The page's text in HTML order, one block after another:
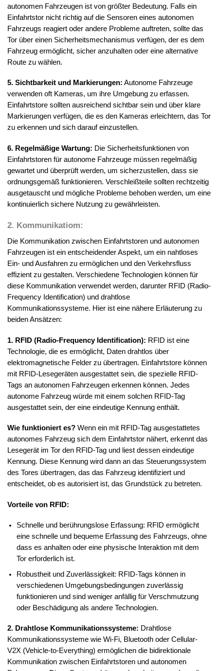
autonomen Fahrzeugen ist von größter Bedeutung. Falls ein
Einfahrtstor nicht richtig auf die Sensoren eines autonomen
Fahrzeugs reagiert oder andere Probleme auftreten, sollte das
Tor über einen Sicherheitsmechanismus verfügen, der es dem
Fahrzeug ermöglicht, sicher anzuhalten oder eine alternative
Route zu wählen.
5. Sichtbarkeit und Markierungen: Autonome Fahrzeuge
verwenden oft Kameras, um ihre Umgebung zu erfassen.
Einfahrtstore sollten ausreichend sichtbar sein und über klare
Markierungen verfügen, die es den Kameras erleichtern, das Tor
zu erkennen und sich darauf einzustellen.
6. Regelmäßige Wartung: Die Sicherheitsfunktionen von
Einfahrtstoren für autonome Fahrzeuge müssen regelmäßig
gewartet und überprüft werden, um sicherzustellen, dass sie
ordnungsgemäß funktionieren. Verschleißteile sollten rechtzeitig
ausgetauscht und mögliche Probleme behoben werden, um eine
kontinuierlich sichere Nutzung zu gewährleisten.
2. Kommunikatiom:
Die Kommunikation zwischen Einfahrtstoren und autonomen
Fahrzeugen ist ein entscheidender Aspekt, um ein nahtloses
Ein- und Ausfahren zu ermöglichen und den Verkehrsfluss
effizient zu gestalten. Verschiedene Technologien können für
diese Kommunikation verwendet werden, darunter RFID (Radio-
Frequency Identification) und drahtlose
Kommunikationssysteme. Hier ist eine nähere Erläuterung zu
beiden Ansätzen:
1. RFID (Radio-Frequency Identification): RFID ist eine
Technologie, die es ermöglicht, Daten drahtlos über
elektromagnetische Felder zu übertragen. Einfahrtstore können
mit RFID-Lesegeräten ausgestattet sein, die spezielle RFID-
Tags an autonomen Fahrzeugen erkennen können. Jedes
autonome Fahrzeug würde mit einem solchen RFID-Tag
ausgestattet sein, der eine eindeutige Kennung enthält.
Wie funktioniert es? Wenn ein mit RFID-Tag ausgestattetes
autonomes Fahrzeug sich dem Einfahrtstor nähert, erkennt das
Lesegerät im Tor den RFID-Tag und liest dessen eindeutige
Kennung. Diese Kennung wird dann an das Steuerungssystem
des Tores übertragen, das das Fahrzeug identifiziert und
entscheidet, ob es autorisiert ist, das Grundstück zu betreten.
Vorteile von RFID:
Schnelle und berührungslose Erfassung: RFID ermöglicht
eine schnelle und bequeme Erfassung des Fahrzeugs, ohne
dass es anhalten oder eine physische Interaktion mit dem
Tor erforderlich ist.
Robustheit und Zuverlässigkeit: RFID-Tags können in
verschiedenen Umgebungsbedingungen zuverlässig
funktionieren und sind weniger anfällig für Verschmutzung
oder Beschädigung als andere Technologien.
2. Drahtlose Kommunikationssysteme: Drahtlose
Kommunikationssysteme wie Wi-Fi, Bluetooth oder Cellular-
V2X (Vehicle-to-Everything) ermöglichen die bidirektionale
Kommunikation zwischen Einfahrtstoren und autonomen